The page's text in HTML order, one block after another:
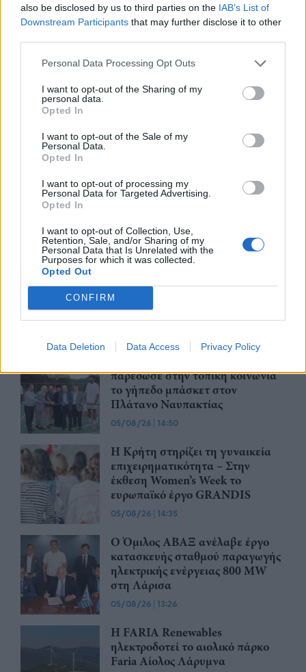
also be disclosed by us to third parties on the IAB’s List of
Downstream Participants that may further disclose it to other
Personal Data Processing Opt Outs
I want to opt-out of the Sharing of my
personal data.
Opted In
I want to opt-out of the Sale of my
Personal Data.
Opted In
I want to opt-out of processing my
Personal Data for Targeted Advertising.
Opted In
I want to opt-out of Collection, Use,
Retention, Sale, and/or Sharing of my
Personal Data that Is Unrelated with the
Purposes for which it was collected.
Opted Out
CONFIRM
Data Deletion Data Access Privacy Policy
Holdings με σημαντική αύξηση
05/08/26|18:27
ανάπτυξη στο α΄ εξάμηνο 2026 με
προσαρμοσμένο EBITDA στα
05/08/26|17:58
Στην εξαγορά του 75% των
Όμιλος AKTOR, στο πλαίσιο
στρατηγικής συνεργασίας με τη
MOTOR OIL
παρέδωσε στην τοπική κοινωνία
το γήπεδο μπάσκετ στον
Πλάτανο Ναυπακτίας
05/08/26 | 14:50
Η Κρήτη στηρίζει τη γυναικεία
επιχειρηματικότητα – Στην
έκθεση Women’s Week το
ευρωπαϊκό έργο GRANDIS
05/08/26 | 14:35
Ο Όμιλος ΑΒΑΞ ανέλαβε έργο
κατασκευής σταθμού παραγωγής
ηλεκτρικής ενέργειας 800 ΜW
στη Λάρισα
05/08/26 | 13:26
Η FARIA Renewables
ηλεκτροδοτεί το αιολικό πάρκο
Faria Αίολος Λάρυμνα